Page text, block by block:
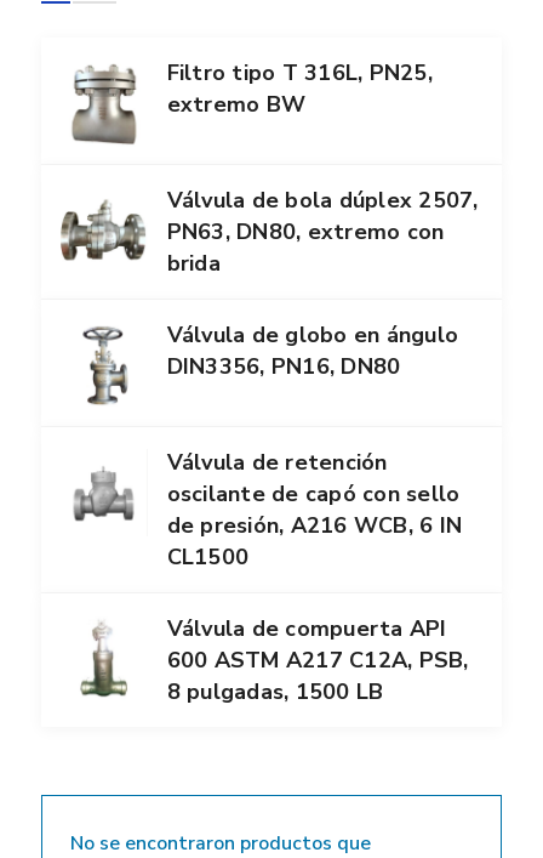
Filtro tipo T 316L, PN25,
extremo BW
Válvula de bola dúplex 2507,
PN63, DN80, extremo con
brida
Válvula de globo en ángulo
DIN3356, PN16, DN80
Válvula de retención
oscilante de capó con sello
de presión, A216 WCB, 6 IN
CL1500
Válvula de compuerta API
600 ASTM A217 C12A, PSB,
8 pulgadas, 1500 LB
No se encontraron productos que